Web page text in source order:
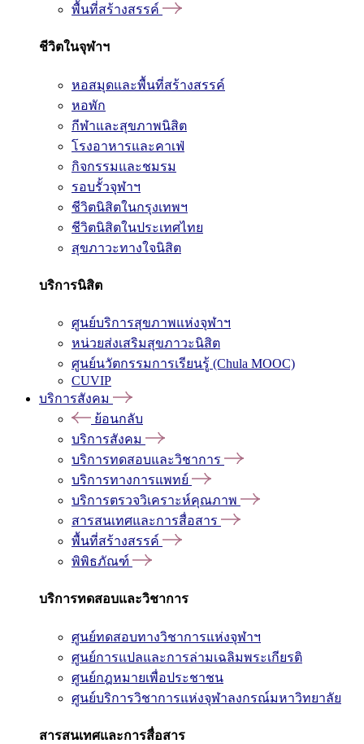
พื้นที่สร้างสรรค์
ชีวิตในจุฬาฯ
หอสมุดและพื้นที่สร้างสรรค์
หอพัก
กีฬาและสุขภาพนิสิต
โรงอาหารและคาเฟ่
กิจกรรมและชมรม
รอบรั้วจุฬาฯ
ชีวิตนิสิตในกรุงเทพฯ
ชีวิตนิสิตในประเทศไทย
สุขภาวะทางใจนิสิต
บริการนิสิต
ศูนย์บริการสุขภาพแห่งจุฬาฯ
หน่วยส่งเสริมสุขภาวะนิสิต
ศูนย์นวัตกรรมการเรียนรู้ (Chula MOOC)
CUVIP
บริการสังคม
ย้อนกลับ
บริการสังคม
บริการทดสอบและวิชาการ
บริการทางการแพทย์
บริการตรวจวิเคราะห์คุณภาพ
สารสนเทศและการสื่อสาร
พื้นที่สร้างสรรค์
พิพิธภัณฑ์
บริการทดสอบและวิชาการ
ศูนย์ทดสอบทางวิชาการแห่งจุฬาฯ
ศูนย์การแปลและการล่ามเฉลิมพระเกียรติ
ศูนย์กฎหมายเพื่อประชาชน
ศูนย์บริการวิชาการแห่งจุฬาลงกรณ์มหาวิทยาลัย
สารสนเทศและการสื่อสาร